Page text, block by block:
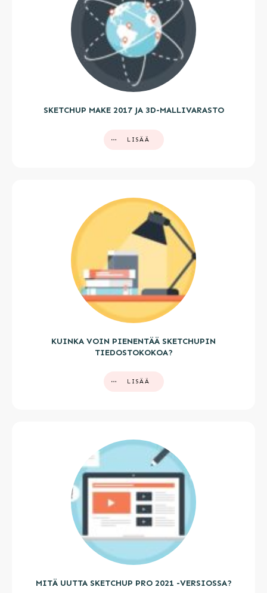
SKETCHUP MAKE 2017 JA 3D-MALLIVARASTO
LISÄÄ
KUINKA VOIN PIENENTÄÄ SKETCHUPIN
TIEDOSTOKOKOA?
LISÄÄ
MITÄ UUTTA SKETCHUP PRO 2021 -VERSIOSSA?